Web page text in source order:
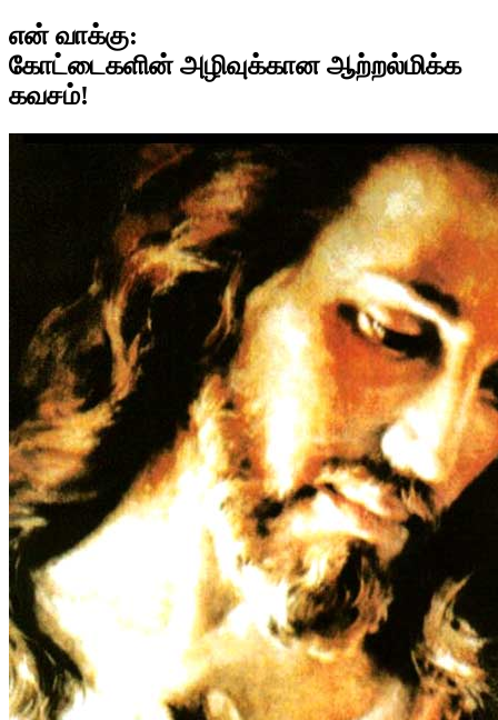
என் வாக்கு:
கோட்டைகளின் அழிவுக்கான ஆற்றல்மிக்க
கவசம்!